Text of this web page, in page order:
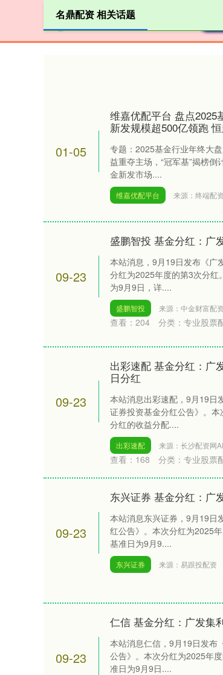
名鼎配资 相关话题
01-05
维嘉优配平台 盘点2025
新发规模超500亿领跑
专题：2025基金行业年终大
益重夺主场，“冠军基”揭榜
金新发市场....
维嘉优配平台 来源：终端配资
09-23
盛鹏智投 基金分红：广
本站消息，9月19日发布《广
分红为2025年度的第3次分红
为9月9日，详....
盛鹏智投 来源：中金财富配
查看： 204 分类： 专业股票
09-23
出彩速配 基金分红：广
日分红
本站消息出彩速配，9月19日
证券投资基金分红公告》。
分红的收益分配....
出彩速配 来源：长沙配资网
查看： 168 分类： 专业股票
09-23
东兴证券 基金分红：广
本站消息东兴证券，9月19日
红公告》。本次分红为2025
基准日为9月9....
东兴证券 来源：易跟投配资
09-23
仁信 基金分红：广发集
本站消息仁信，9月19日发布
公告》。本次分红为2025年
准日为9月9日....